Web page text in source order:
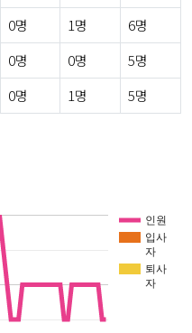
0명 1명
6명
0명 0명
5명
0명 1명 5명
인원
입사
자
퇴사
자